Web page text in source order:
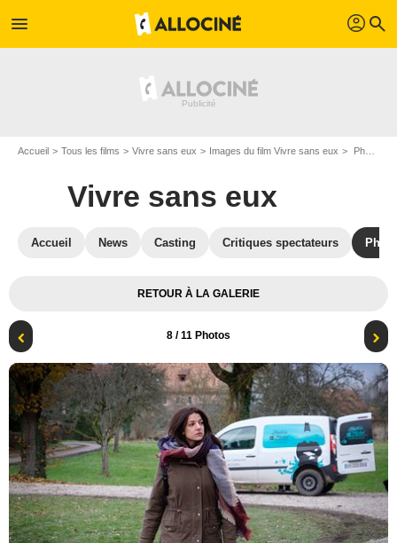
menu profil search
Accueil Tous les films Vivre sans eux Images du film Vivre sans eux Photo de Vivre sans eux - Photo 8
Vivre sans eux
Accueil News Casting Critiques spectateurs
RETOUR À LA GALERIE
8 / 11 Photos